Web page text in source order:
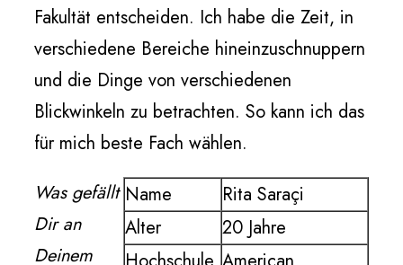
Fakultät entscheiden. Ich habe die Zeit, in
verschiedene Bereiche hineinzuschnuppern
und die Dinge von verschiedenen
Blickwinkeln zu betrachten. So kann ich das
für mich beste Fach wählen.
Name
Rita Saraçi
Alter
20 Jahre
Was gefällt
Dir an
Deinem